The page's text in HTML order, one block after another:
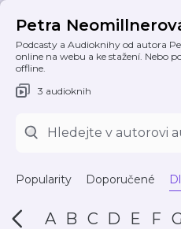
Petra
Podcasty a Audioknihy od autora
online na webu a ke stažení. Nebo
offline.
3 audioknih
Popularity Doporučené
A B C D E F